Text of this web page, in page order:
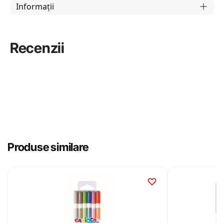
Informații
Recenzii
Produse similare